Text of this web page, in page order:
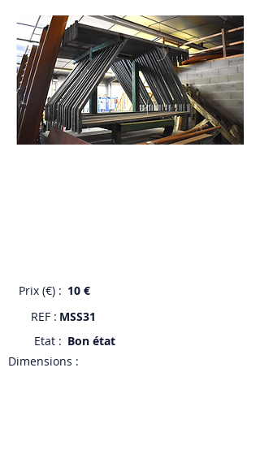
Prix (€) : 10 €
REF : MSS31
Etat : Bon état
Dimensions :